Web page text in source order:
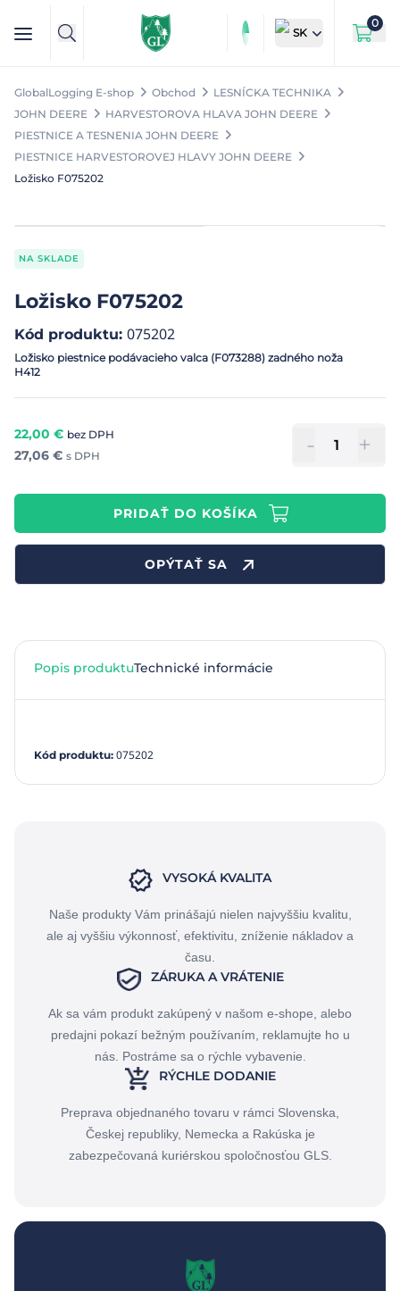
SK
0
GlobalLogging E-shop Obchod
LESNÍCKA TECHNIKA
JOHN DEERE
HARVESTOROVA HLAVA JOHN DEERE
PIESTNICE A TESNENIA JOHN DEERE
PIESTNICE HARVESTOROVEJ HLAVY JOHN DEERE
Ložisko F075202
NA SKLADE
Ložisko F075202
Kód produktu: 075202
Ložisko piestnice podávacieho valca (F073288) zadného noža
H412
22,00 € bez DPH
27,06 € s DPH - +
PRIDAŤ DO KOŠÍKA
OPÝTAŤ SA
Popis produktuTechnické informácie
Kód produktu: 075202
VYSOKÁ KVALITA
Naše produkty Vám prinášajú nielen najvyššiu kvalitu,
ale aj vyššiu výkonnosť, efektivitu, zníženie nákladov a
času.
ZÁRUKA A VRÁTENIE
Ak sa vám produkt zakúpený v našom e-shope, alebo
predajni pokazí bežným používaním, reklamujte ho u
nás. Postráme sa o rýchle vybavenie.
RÝCHLE DODANIE
Preprava objednaného tovaru v rámci Slovenska,
Českej republiky, Nemecka a Rakúska je
zabezpečovaná kuriérskou spoločnosťou GLS.